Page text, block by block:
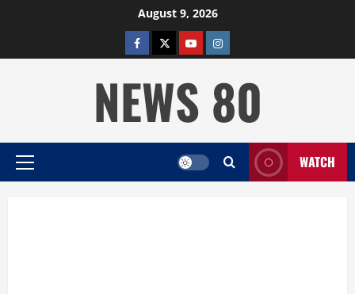
August 9, 2026
facebooktwitterYOUTUBE
instagram
NEWS 80
Primary
WATCH